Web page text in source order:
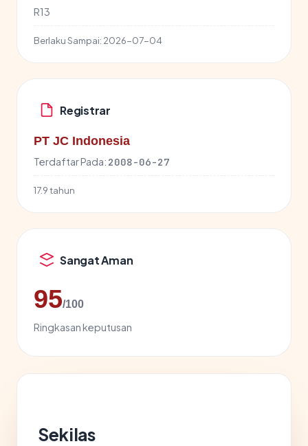
R13
Berlaku Sampai: 2026-07-04
Registrar
PT JC Indonesia
Terdaftar Pada: 2008-06-27
17.9 tahun
Sangat Aman
95/100
Ringkasan keputusan
Sekilas